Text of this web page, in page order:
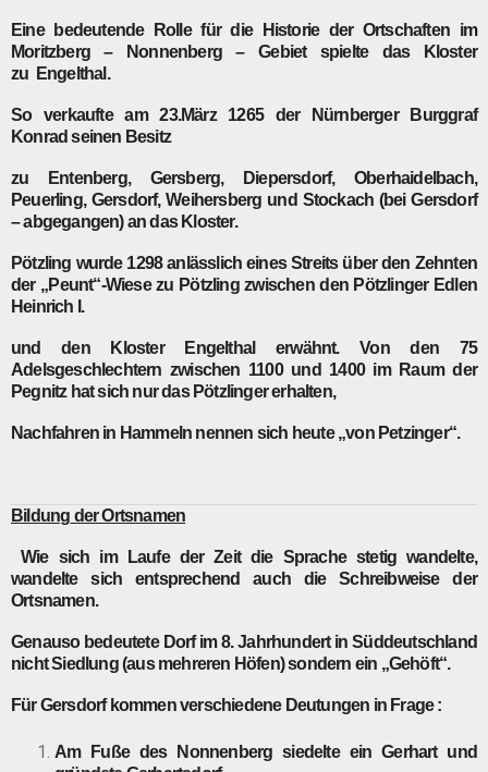
Eine bedeutende Rolle für die Historie der Ortschaften im
Moritzberg – Nonnenberg – Gebiet spielte das Kloster
zu Engelthal.
So verkaufte am 23.März 1265 der Nürnberger Burggraf
Konrad seinen Besitz
zu Entenberg, Gersberg, Diepersdorf, Oberhaidelbach,
Peuerling, Gersdorf, Weihersberg und Stockach (bei Gersdorf
– abgegangen) an das Kloster.
Pötzling wurde 1298 anlässlich eines Streits über den Zehnten
der „Peunt“-Wiese zu Pötzling zwischen den Pötzlinger Edlen
Heinrich I.
und den Kloster Engelthal erwähnt. Von den 75
Adelsgeschlechtern zwischen 1100 und 1400 im Raum der
Pegnitz hat sich nur das Pötzlinger erhalten,
Nachfahren in Hammeln nennen sich heute „von Petzinger“.
Bildung der Ortsnamen
Wie sich im Laufe der Zeit die Sprache stetig wandelte,
wandelte sich entsprechend auch die Schreibweise der
Ortsnamen.
Genauso bedeutete Dorf im 8. Jahrhundert in Süddeutschland
nicht Siedlung (aus mehreren Höfen) sondern ein „Gehöft“.
FürGersdorfkommen verschiedene Deutungen in Frage :
Am Fuße des Nonnenberg siedelte ein Gerhart und